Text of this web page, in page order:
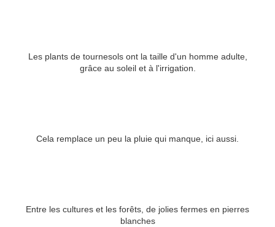
Les plants de tournesols ont la taille d'un homme adulte,
grâce au soleil et à l'irrigation.
Cela remplace un peu la pluie qui manque, ici aussi.
Entre les cultures et les forêts, de jolies fermes en pierres
blanches